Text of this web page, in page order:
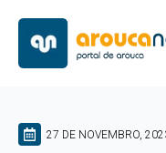
27 DE NOVEMBRO,